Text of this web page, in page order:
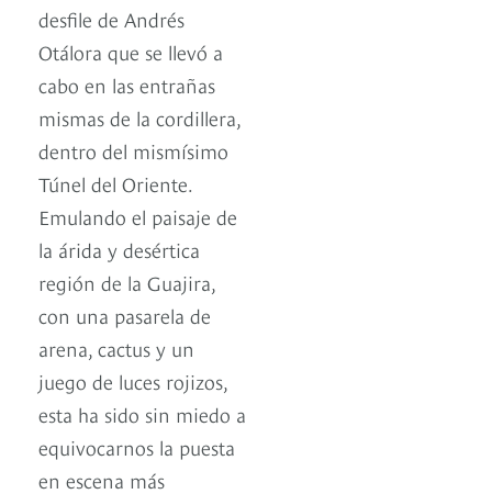
desfile de Andrés
Otálora que se llevó a
cabo en las entrañas
mismas de la cordillera,
dentro del mismísimo
Túnel del Oriente.
Emulando el paisaje de
la árida y desértica
región de la Guajira,
con una pasarela de
arena, cactus y un
juego de luces rojizos,
esta ha sido sin miedo a
equivocarnos la puesta
en escena más